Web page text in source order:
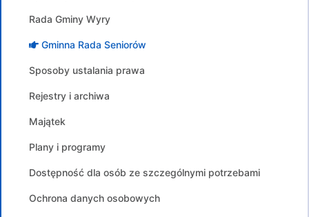
Rada Gminy Wyry
Gminna Rada Seniorów
Sposoby ustalania prawa
Rejestry i archiwa
Majątek
Plany i programy
Dostępność dla osób ze szczególnymi potrzebami
Ochrona danych osobowych